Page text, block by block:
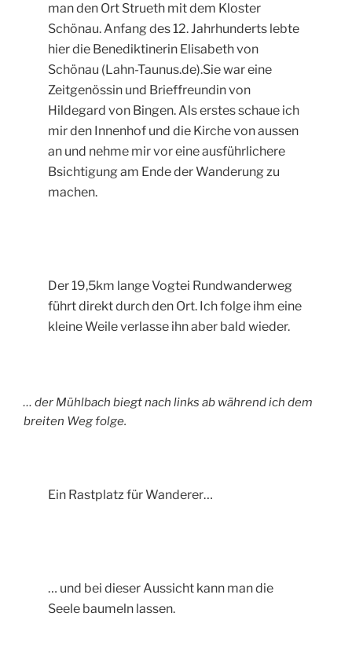
man den Ort Strueth mit dem Kloster
Schönau. Anfang des 12. Jahrhunderts lebte
hier die Benediktinerin Elisabeth von
Schönau (Lahn-Taunus.de).Sie war eine
Zeitgenössin und Brieffreundin von
Hildegard von Bingen. Als erstes schaue ich
mir den Innenhof und die Kirche von aussen
an und nehme mir vor eine ausführlichere
Bsichtigung am Ende der Wanderung zu
machen.
Der 19,5km lange Vogtei Rundwanderweg
führt direkt durch den Ort. Ich folge ihm eine
kleine Weile verlasse ihn aber bald wieder.
… der Mühlbach biegt nach links ab während ich dem
breiten Weg folge.
Ein Rastplatz für Wanderer…
… und bei dieser Aussicht kann man die
Seele baumeln lassen.